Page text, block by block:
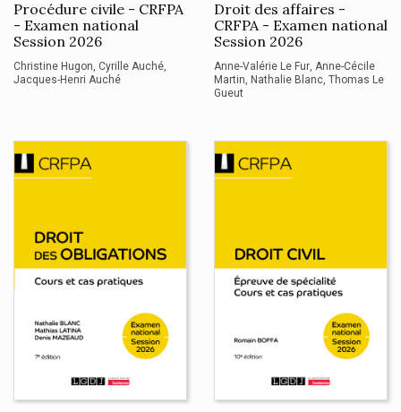
Procédure civile - CRFPA
- Examen national
Session 2026
Christine Hugon Cyrille Auché
Jacques-Henri Auché
Droit des affaires -
CRFPA - Examen national
Session 2026
Anne-Valérie Le Fur Anne-Cécile
Martin Nathalie Blanc Thomas Le
Gueut